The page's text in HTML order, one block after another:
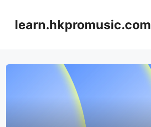
learn.hkpromusic.com